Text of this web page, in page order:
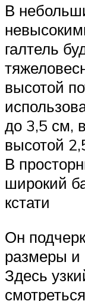
В
галтель
высотой
до 3,5 см,
высотой
В
широкий
кстати
Он
размеры и
Здесь